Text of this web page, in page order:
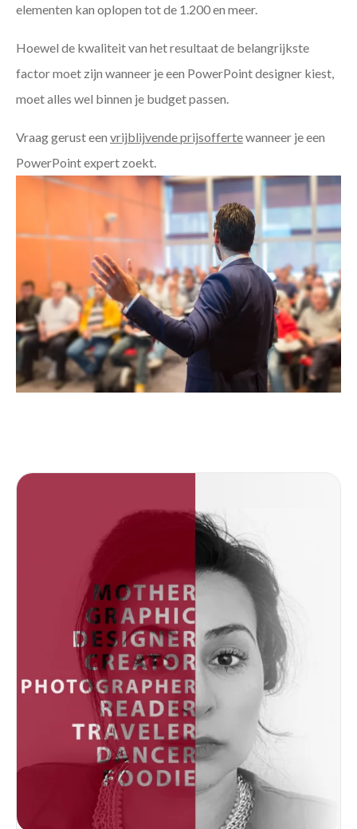
elementen kan oplopen tot de 1.200 en meer.
Hoewel de kwaliteit van het resultaat de belangrijkste
factor moet zijn wanneer je een PowerPoint designer kiest,
moet alles wel binnen je budget passen.
Vraag gerust een vrijblijvende prijsoffertewanneer je een
PowerPoint expert zoekt.